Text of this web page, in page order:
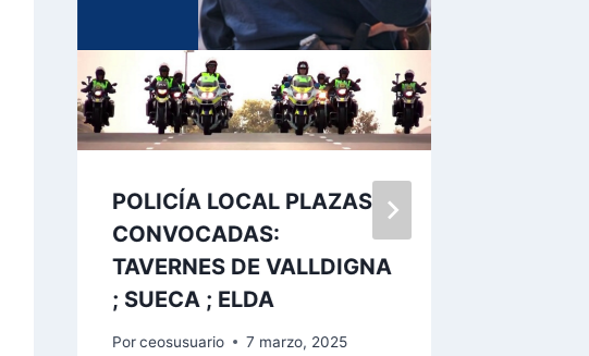
POLICÍA LOCAL PLAZAS
CONVOCADAS:
TAVERNES DE VALLDIGNA
; SUECA ; ELDA
Por ceosusuario 7 marzo, 2025